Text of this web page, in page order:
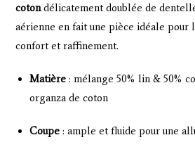
cotondélicatement doublée de
aérienne en fait une pièce idéale pour
confort et raffinement.
Matière : mélange 50% lin & 50%
organza de coton
Coupe : ample et fluide pour une